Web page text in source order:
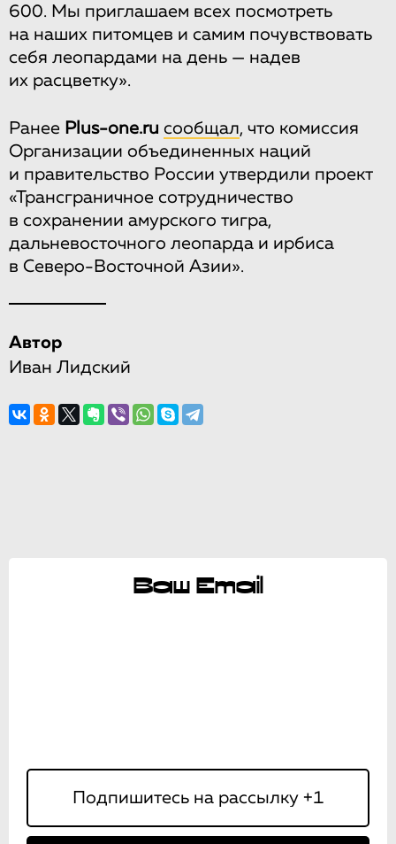
600. Мы приглашаем всех посмотреть
на наших питомцев и самим почувствовать
себя леопардами на день — надев
их расцветку».
Ранее Plus-one.ru сообщал, что комиссия
Организации объединенных наций
и правительство России утвердили проект
«Трансграничное сотрудничество
в сохранении амурского тигра,
дальневосточного леопарда и ирбиса
в Северо-Восточной Азии».
Автор
Иван Лидский
Ваш Email